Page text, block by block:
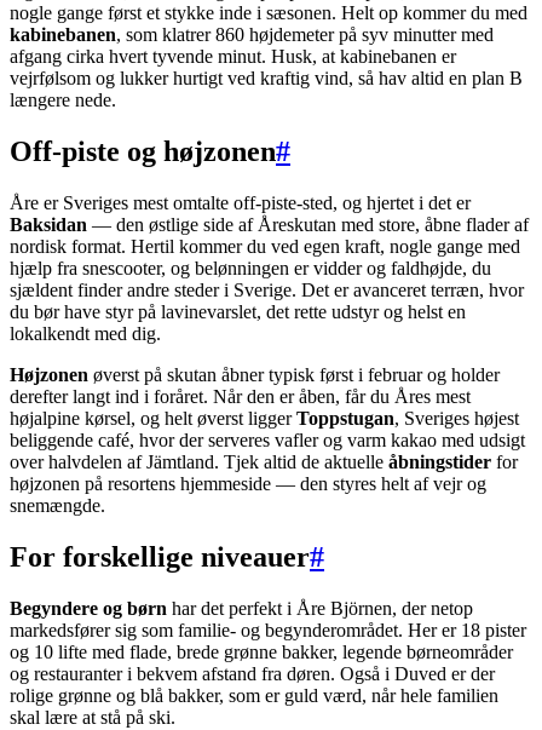
nogle gange først et stykke inde i sæsonen. Helt op kommer du med
kabinebanen, som klatrer 860 højdemeter på syv minutter med
afgang cirka hvert tyvende minut. Husk, at kabinebanen er
vejrfølsom og lukker hurtigt ved kraftig vind, så hav altid en plan B
længere nede.
Off-piste og højzonen#
Åre er Sveriges mest omtalte off-piste-sted, og hjertet i det er
Baksidan — den østlige side af Åreskutan med store, åbne flader af
nordisk format. Hertil kommer du ved egen kraft, nogle gange med
hjælp fra snescooter, og belønningen er vidder og faldhøjde, du
sjældent finder andre steder i Sverige. Det er avanceret terræn, hvor
du bør have styr på lavinevarslet, det rette udstyr og helst en
lokalkendt med dig.
Højzonen øverst på skutan åbner typisk først i februar og holder
derefter langt ind i foråret. Når den er åben, får du Åres mest
højalpine kørsel, og helt øverst liggerToppstugan, Sveriges højest
beliggende café, hvor der serveres vafler og varm kakao med udsigt
over halvdelen af Jämtland. Tjek altid de aktuelle åbningstider for
højzonen på resortens hjemmeside — den styres helt af vejr og
snemængde.
For forskellige niveauer#
Begyndere og børn har det perfekt i Åre Björnen, der netop
markedsfører sig som familie- og begynderområdet. Her er 18 pister
og 10 lifte med flade, brede grønne bakker, legende børneområder
og restauranter i bekvem afstand fra døren. Også i Duved er der
rolige grønne og blå bakker, som er guld værd, når hele familien
skal lære at stå på ski.